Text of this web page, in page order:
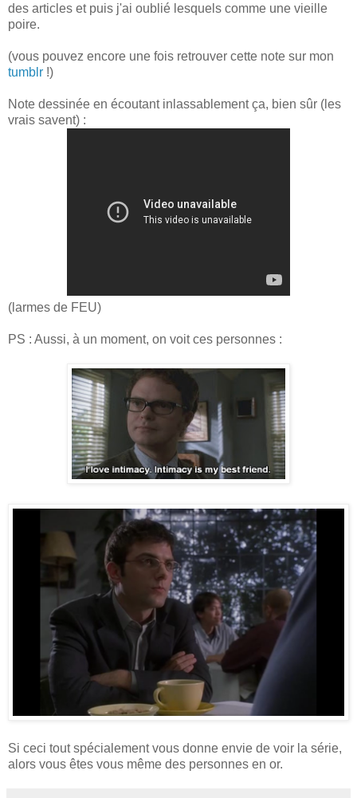
des articles et puis j'ai oublié lesquels comme une vieille
poire.
(vous pouvez encore une fois retrouver cette note sur mon
tumblr !)
Note dessinée en écoutant inlassablement ça, bien sûr (les
vrais savent) :
(larmes de FEU)
PS : Aussi, à un moment, on voit ces personnes :
Si ceci tout spécialement vous donne envie de voir la série,
alors vous êtes vous même des personnes en or.